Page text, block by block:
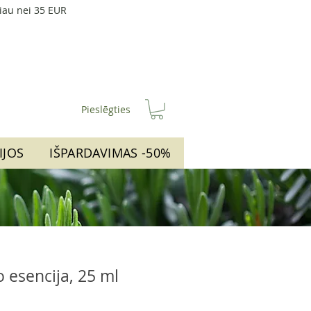
nei 35 EUR
Pieslēgties
IŠPARDAVIMAS -50%
esencija, 25 ml